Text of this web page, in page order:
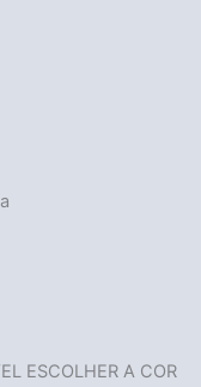
ESCOLHER A COR